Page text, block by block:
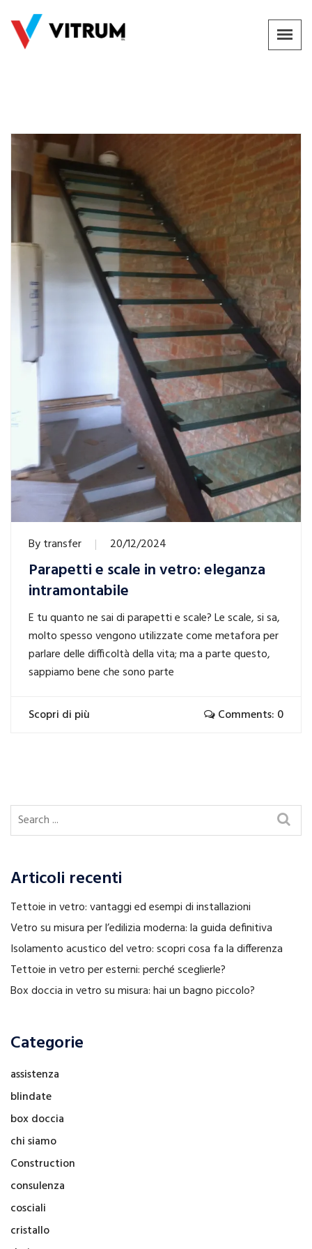
Bytransfer 20/12/2024
Parapetti e scale in vetro: eleganza
intramontabile
E tu quanto ne sai di parapetti e scale? Le scale, si sa,
molto spesso vengono utilizzate come metafora per
parlare delle difficoltà della vita; ma a parte questo,
sappiamo bene che sono parte
Scopri di più Comments: 0
Articoli recenti
Tettoie in vetro: vantaggi ed esempi di installazioni
Vetro su misura per l’edilizia moderna: la guida definitiva
Isolamento acustico del vetro: scopri cosa fa la differenza
Tettoie in vetro per esterni: perché sceglierle?
Box doccia in vetro su misura: hai un bagno piccolo?
Categorie
assistenza
blindate
box doccia
chi siamo
Construction
consulenza
cosciali
cristallo